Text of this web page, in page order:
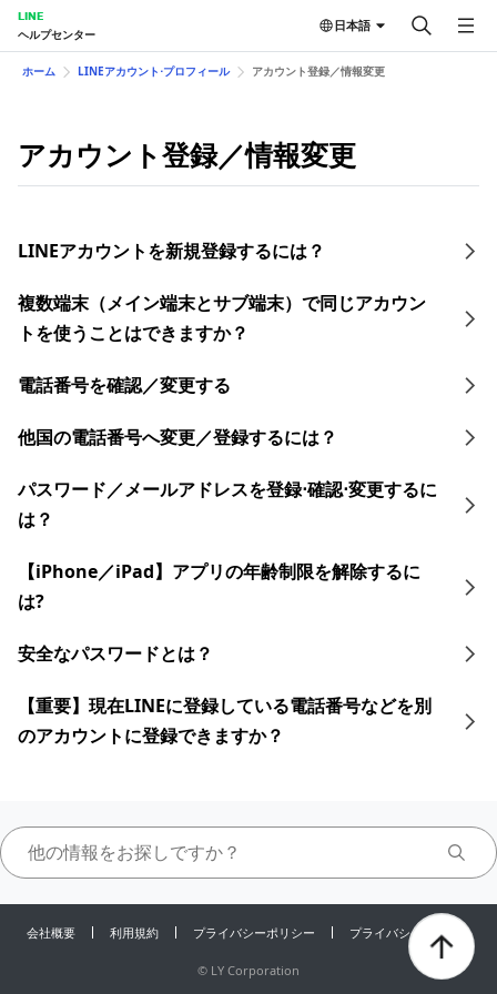
LINE
ヘルプセンター
日本語
ホーム LINEアカウント⋅プロフィール アカウント登録／情報変更
アカウント登録／情報変更
LINEアカウントを新規登録するには？
複数端末（メイン端末とサブ端末）で同じアカウン
トを使うことはできますか？
電話番号を確認／変更する
他国の電話番号へ変更／登録するには？
​パスワード／​メールアドレスを登録⋅確認⋅変更す るに
は？
【iPhone／iPad】アプリの年齢制限を解除するに
は?
安全なパスワードとは？
【重要】現在LINEに登録している電話番号などを別
のアカウントに登録できますか？
会社概要 利用規約 プライバシーポリシー プライバシーセンター
© LY Corporation